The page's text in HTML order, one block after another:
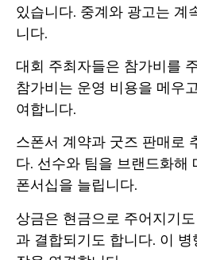
있습니다. 중계와 광고는 계
니다.
대회 주최자들은 참가비를
참가비는 운영 비용을 메우
여합니다.
스폰서 계약과 굿즈 판매로
다. 선수와 팀을 브랜드화해
폰서십을 늘립니다.
상금은 현금으로 주어지기
과 결합되기도 합니다. 이